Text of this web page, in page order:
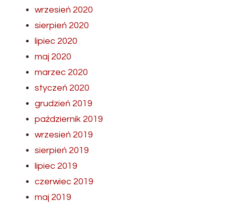
wrzesień 2020
sierpień 2020
lipiec 2020
maj 2020
marzec 2020
styczeń 2020
grudzień 2019
październik 2019
wrzesień 2019
sierpień 2019
lipiec 2019
czerwiec 2019
maj 2019